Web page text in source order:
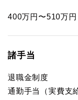
400万円〜510万円
諸手当
退職金制度
通勤手当（実費支